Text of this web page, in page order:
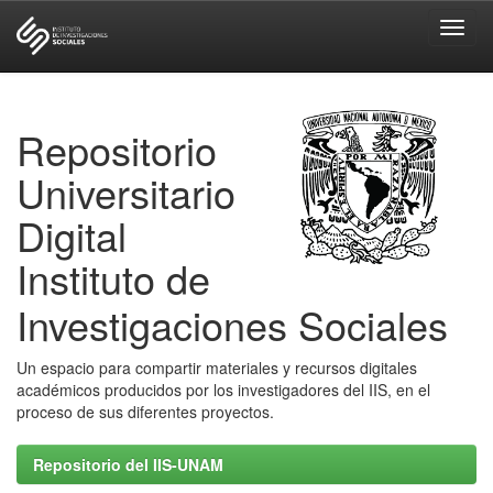
Repositorio
Universitario
Digital
Instituto de
Investigaciones Sociales
Un espacio para compartir materiales y recursos digitales
académicos producidos por los investigadores del IIS, en el
proceso de sus diferentes proyectos.
Repositorio del IIS-UNAM